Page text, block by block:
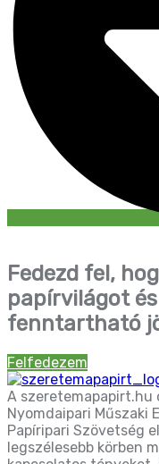
Fedezd fel,
papírvilágot
fenntartható
Felfedezem
A szeretemapapirt.hu
Nyomdaipari Műszaki
Papíripari Szövetség
legszélesebb körben